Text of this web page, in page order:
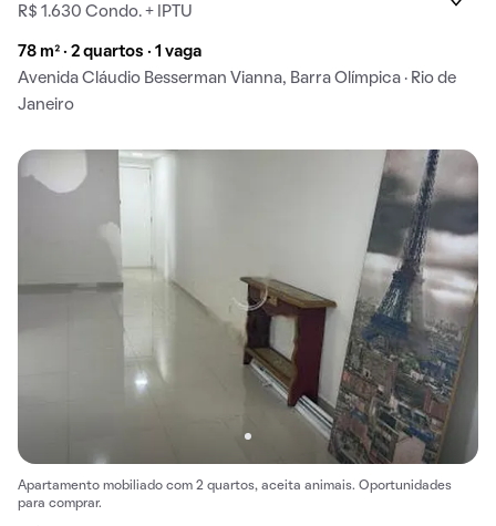
R$ 1.630 Condo. + IPTU
78 m² · 2 quartos · 1 vaga
Avenida Cláudio Besserman Vianna, Barra Olímpica · Rio de
Janeiro
Apartamento mobiliado com 2 quartos, aceita animais. Oportunidades
para comprar.